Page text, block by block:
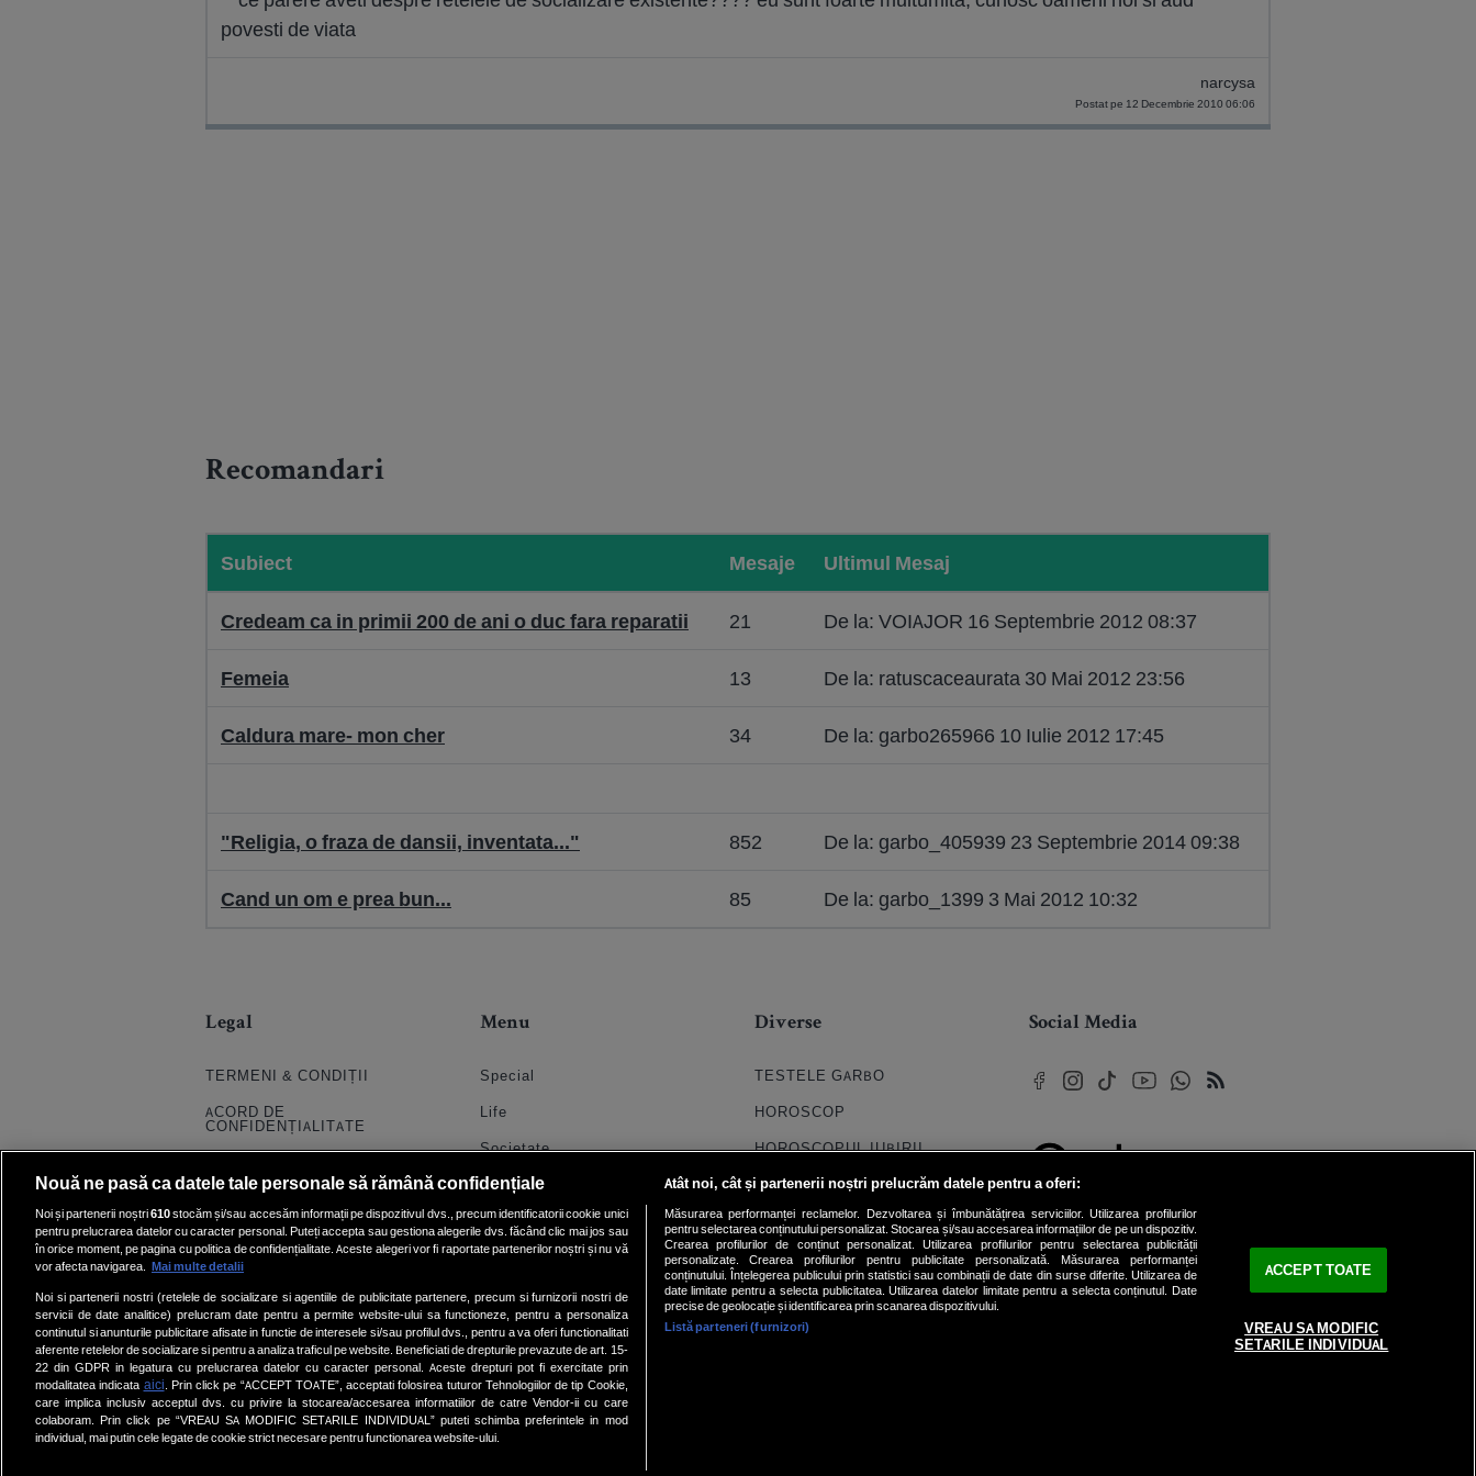
povesti de viata
narcysa
Postat pe 12 Decembrie 2010 06:06
Recomandari
Subiect Mesaje Ultimul Mesaj
Credeam ca in primii 200 de ani o duc fara reparatii 21 De la: VOIAJOR 16 Septembrie 2012 08:37
Femeia 13 De la: ratuscaceaurata 30 Mai 2012 23:56
Caldura mare- mon cher 34 De la: garbo265966 10 Iulie 2012 17:45
"Religia, o fraza de dansii, inventata..." 852 De la: garbo_405939 23 Septembrie 2014 09:38
Cand un om e prea bun... 85 De la: garbo_1399 3 Mai 2012 10:32
Legal
TERMENI & CONDIȚII
ACORD DE
CONFIDENȚIALITATE
PRELUCRAREA DATELOR
CONTACT
SETĂRI COOKIE
Menu
Special
Life
Societate
Stil
Horoscop
Quiz
Echipa
Video
Diverse
TESTELE GARBO
HOROSCOP
HOROSCOPUL IUBIRII
FORUMURI
TRATAMENTE NATURISTE
DICTIONARE NUME
Social Media
Toate drepturile rezervate
Nouă ne pasă ca datele tale personale să rămână confidențiale
Noi și partenerii noștri610stocăm și/sau accesăm informații pe dispozitivul dvs., precum identificatorii cookie unici
pentru prelucrarea datelor cu caracter personal. Puteți accepta sau gestiona alegerile dvs. făcând clic mai jos sau
în orice moment, pe pagina cu politica de confidențialitate. Aceste alegeri vor fi raportate partenerilor noștri și nu vă
vor afecta navigarea. Mai multe detalii
Noi si partenerii nostri (retelele de socializare si agentiile de publicitate partenere, precum si furnizorii nostri de
servicii de date analitice) prelucram date pentru a permite website-ului sa functioneze, pentru a personaliza
continutul si anunturile publicitare afisate in functie de interesele si/sau profilul dvs., pentru a va oferi functionalitati
aferente retelelor de socializare si pentru a analiza traficul pe website. Beneficiati de drepturile prevazute de art. 15-
22 din GDPR in legatura cu prelucrarea datelor cu caracter personal. Aceste drepturi pot fi exercitate prin
modalitatea indicata aici . Prin click pe “ACCEPT TOATE”, acceptati folosirea tuturor Tehnologiilor de tip Cookie,
care implica inclusiv acceptul dvs. cu privire la stocarea/accesarea informatiilor de catre Vendor-ii cu care
colaboram. Prin click pe “VREAU SA MODIFIC SETARILE INDIVIDUAL” puteti schimba preferintele in mod
individual, mai putin cele legate de cookie strict necesare pentru functionarea website-ului.
Atât noi, cât și partenerii noștri prelucrăm datele pentru a oferi:
Măsurarea performanței reclamelor. Dezvoltarea și îmbunătățirea serviciilor. Utilizarea profilurilor
pentru selectarea conținutului personalizat. Stocarea și/sau accesarea informațiilor de pe un dispozitiv.
Crearea profilurilor de conținut personalizat. Utilizarea profilurilor pentru selectarea publicității
personalizate. Crearea profilurilor pentru publicitate personalizată. Măsurarea performanței
conținutului. Înțelegerea publicului prin statistici sau combinații de date din surse diferite. Utilizarea de
date limitate pentru a selecta publicitatea. Utilizarea datelor limitate pentru a selecta conținutul. Date
precise de geolocație și identificarea prin scanarea dispozitivului.
Listă parteneri (furnizori)
ACCEPT TOATE
VREAU SA MODIFIC
SETARILE INDIVIDUAL